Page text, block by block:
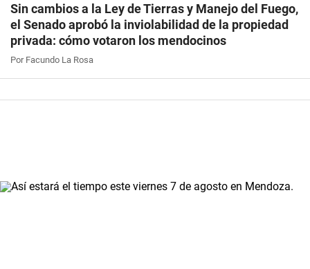
Sin cambios a la Ley de Tierras y Manejo del Fuego,
el Senado aprobó la inviolabilidad de la propiedad
privada: cómo votaron los mendocinos
Por Facundo La Rosa